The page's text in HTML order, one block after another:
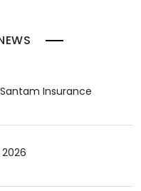
Insurance